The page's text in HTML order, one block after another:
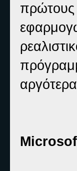
πρώτους